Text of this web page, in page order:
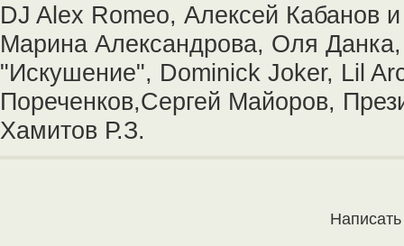
DJ Alex Romeo, Алексей Кабанов
Марина Александрова, Оля
"Искушение", Dominick Joker, Lil
Пореченков,Сергей Майоров,
Хамитов Р.З.